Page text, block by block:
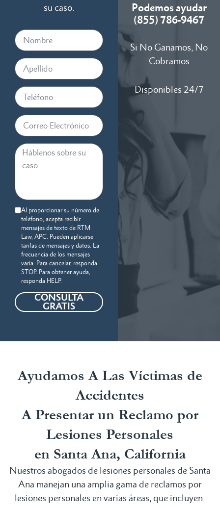
su caso.
Al proporcionar su número de
teléfono, acepta recibir
mensajes de texto de RTM
Law, APC. Pueden aplicarse
tarifas de mensajes y datos. La
frecuencia de los mensajes
varía. Para cancelar, responda
STOP. Para obtener ayuda,
responda HELP.
CONSULTA
GRATIS
Podemos ayudar
(855) 786-9467
Si No Ganamos, No
Cobramos
Disponibles 24/7
Ayudamos A Las Víctimas de
Accidentes
A Presentar un Reclamo por
Lesiones Personales
en Santa Ana, California
Nuestros abogados de lesiones personales de Santa
Ana manejan una amplia gama de reclamos por
lesiones personales en varias áreas, que incluyen: